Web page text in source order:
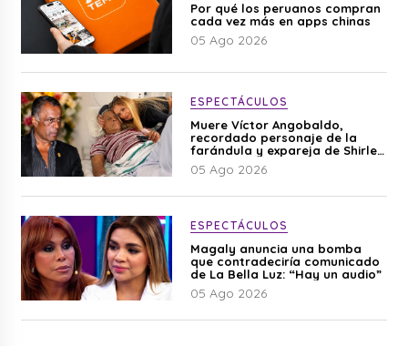
Por qué los peruanos compran
cada vez más en apps chinas
05 Ago 2026
ESPECTÁCULOS
Muere Víctor Angobaldo,
recordado personaje de la
farándula y expareja de Shirley
Cherres
05 Ago 2026
ESPECTÁCULOS
Magaly anuncia una bomba
que contradeciría comunicado
de La Bella Luz: “Hay un audio”
05 Ago 2026